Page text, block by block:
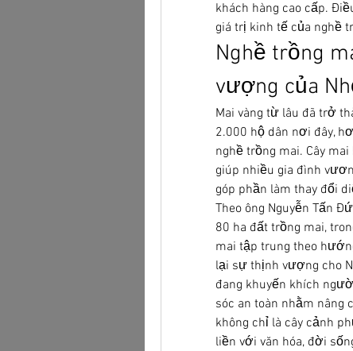
khách hàng cao cấp.
giá trị kinh tế của nghề
Nghề trồng
vượng của
Mai vàng từ lâu đã trở
2.000 hộ dân nơi đây,
nghề trồng mai. Cây
giúp nhiều gia đình
góp phần làm thay đổi
Theo ông Nguyễn Tấn
80 ha đất trồng mai,
mai tập trung theo
lại sự thịnh vượng cho
đang khuyến khích
sóc an toàn nhằm nâng
không chỉ là cây cảnh
liền với văn hóa, đời